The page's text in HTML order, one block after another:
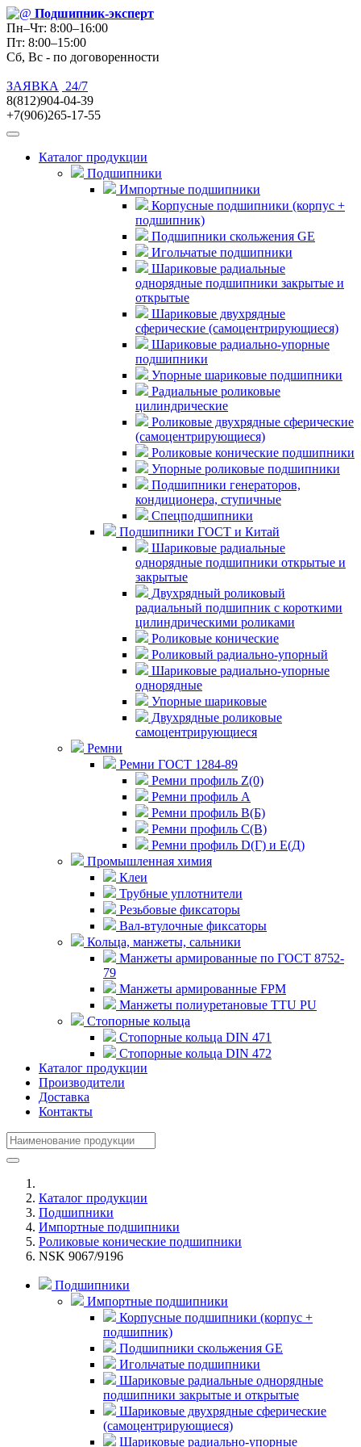
Подшипник-эксперт
Пн–Чт: 8:00–16:00
Пт: 8:00–15:00
Сб, Вс - по договоренности
ЗАЯВКА
24/7
8(812)904-04-39
+7(906)265-17-55
Каталог продукции
Подшипники
Импортные подшипники
Корпусные подшипники (корпус +
подшипник)
Подшипники скольжения GE
Игольчатые подшипники
Шариковые радиальные
однорядные подшипники закрытые и
открытые
Шариковые двухрядные
сферические (самоцентрирующиеся)
Шариковые радиально-упорные
подшипники
Упорные шариковые подшипники
Радиальные роликовые
цилиндрические
Роликовые двухрядные сферические
(самоцентрирующиеся)
Роликовые конические подшипники
Упорные роликовые подшипники
Подшипники генераторов,
кондиционера, ступичные
Спецподшипники
Подшипники ГОСТ и Китай
Шариковые радиальные
однорядные подшипники открытые и
закрытые
Двухрядный роликовый
радиальный подшипник с короткими
цилиндрическими роликами
Роликовые конические
Роликовый радиально-упорный
Шариковые радиально-упорные
однорядные
Упорные шариковые
Двухрядные роликовые
самоцентрирующиеся
Ремни
Ремни ГОСТ 1284-89
Ремни профиль Z(0)
Ремни профиль А
Ремни профиль В(Б)
Ремни профиль С(В)
Ремни профиль D(Г) и E(Д)
Промышленная химия
Клеи
Трубные уплотнители
Резьбовые фиксаторы
Вал-втулочные фиксаторы
Кольца, манжеты, сальники
Манжеты армированные по ГОСТ 8752-
79
Манжеты армированные FPM
Манжеты полиуретановые TTU PU
Стопорные кольца
Стопорные кольца DIN 471
Стопорные кольца DIN 472
Каталог продукции
Производители
Доставка
Контакты
Каталог продукции
Подшипники
Импортные подшипники
Роликовые конические подшипники
NSK 9067/9196
Подшипники
Импортные подшипники
Корпусные подшипники (корпус +
подшипник)
Подшипники скольжения GE
Игольчатые подшипники
Шариковые радиальные однорядные
подшипники закрытые и открытые
Шариковые двухрядные сферические
(самоцентрирующиеся)
Шариковые радиально-упорные